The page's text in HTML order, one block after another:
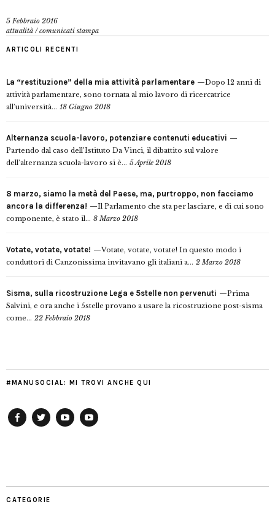
5 Febbraio 2016
attualità /comunicati stampa
ARTICOLI RECENTI
La “restituzione” della mia attività parlamentare
Dopo 12 anni di
attività parlamentare, sono tornata al mio lavoro di ricercatrice
all’università... 18 Giugno 2018
Alternanza scuola-lavoro, potenziare contenuti educativi
Partendo dal caso dell’Istituto Da Vinci, il dibattito sul valore
dell’alternanza scuola-lavoro si è... 5 Aprile 2018
8 marzo, siamo la metà del Paese, ma, purtroppo, non facciamo
ancora la differenza!
Il Parlamento che sta per lasciare, e di cui sono
componente, è stato il... 8 Marzo 2018
Votate, votate, votate!
Votate, votate, votate! In questo modo i
conduttori di Canzonissima invitavano gli italiani a... 2 Marzo 2018
Sisma, sulla ricostruzione Lega e 5stelle non pervenuti
Prima
Salvini, e ora anche i 5stelle provano a usare la ricostruzione post-sisma
come... 22 Febbraio 2018
#MANUSOCIAL: MI TROVI ANCHE QUI
CATEGORIE